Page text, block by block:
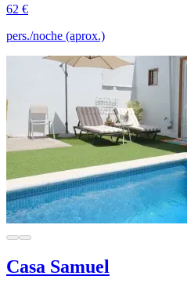
62 €
pers./noche (aprox.)
Casa Samuel